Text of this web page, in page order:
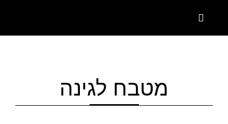
מטבח לגינה